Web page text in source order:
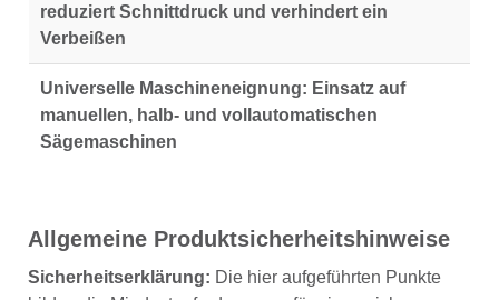
reduziert Schnittdruck und verhindert ein
Verbeißen
Universelle Maschineneignung: Einsatz auf
manuellen, halb- und vollautomatischen
Sägemaschinen
Allgemeine Produktsicherheitshinweise
Sicherheitserklärung: Die hier aufgeführten Punkte